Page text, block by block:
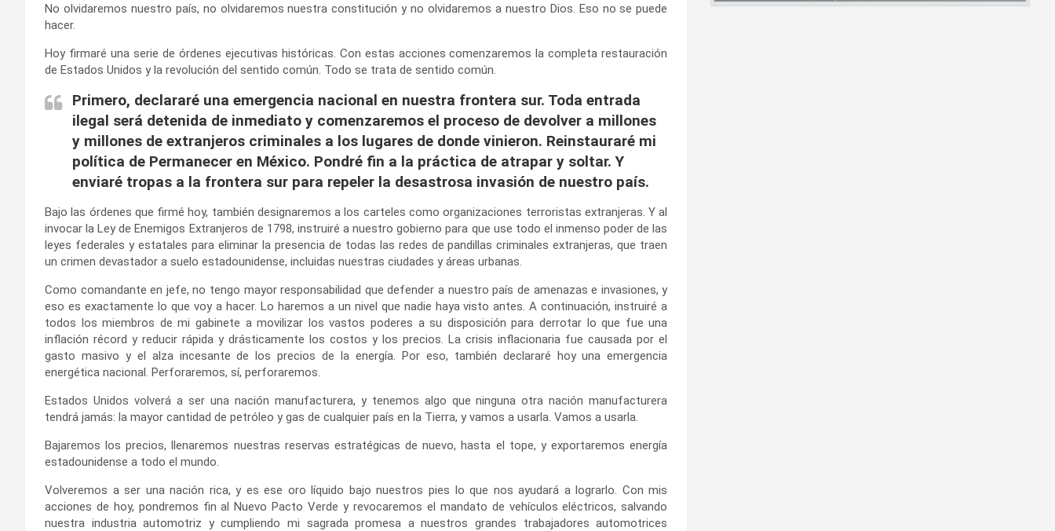
No olvidaremos nuestro país, no olvidaremos nuestra constitución y no olvidaremos a nuestro Dios. Eso no se puede
hacer.
Hoy firmaré una serie de órdenes ejecutivas históricas. Con estas acciones comenzaremos la completa restauración
de Estados Unidos y la revolución del sentido común. Todo se trata de sentido común.
Primero, declararé una emergencia nacional en nuestra frontera sur. Toda entrada
ilegal será detenida de inmediato y comenzaremos el proceso de devolver a millones
y millones de extranjeros criminales a los lugares de donde vinieron. Reinstauraré mi
política de Permanecer en México. Pondré fin a la práctica de atrapar y soltar. Y
enviaré tropas a la frontera sur para repeler la desastrosa invasión de nuestro país.
Bajo las órdenes que firmé hoy, también designaremos a los carteles como organizaciones terroristas extranjeras. Y al
invocar la Ley de Enemigos Extranjeros de 1798, instruiré a nuestro gobierno para que use todo el inmenso poder de las
leyes federales y estatales para eliminar la presencia de todas las redes de pandillas criminales extranjeras, que traen
un crimen devastador a suelo estadounidense, incluidas nuestras ciudades y áreas urbanas.
Como comandante en jefe, no tengo mayor responsabilidad que defender a nuestro país de amenazas e invasiones, y
eso es exactamente lo que voy a hacer. Lo haremos a un nivel que nadie haya visto antes. A continuación, instruiré a
todos los miembros de mi gabinete a movilizar los vastos poderes a su disposición para derrotar lo que fue una
inflación récord y reducir rápida y drásticamente los costos y los precios. La crisis inflacionaria fue causada por el
gasto masivo y el alza incesante de los precios de la energía. Por eso, también declararé hoy una emergencia
energética nacional. Perforaremos, sí, perforaremos.
Estados Unidos volverá a ser una nación manufacturera, y tenemos algo que ninguna otra nación manufacturera
tendrá jamás: la mayor cantidad de petróleo y gas de cualquier país en la Tierra, y vamos a usarla. Vamos a usarla.
Bajaremos los precios, llenaremos nuestras reservas estratégicas de nuevo, hasta el tope, y exportaremos energía
estadounidense a todo el mundo.
Volveremos a ser una nación rica, y es ese oro líquido bajo nuestros pies lo que nos ayudará a lograrlo. Con mis
acciones de hoy, pondremos fin al Nuevo Pacto Verde y revocaremos el mandato de vehículos eléctricos, salvando
nuestra industria automotriz y cumpliendo mi sagrada promesa a nuestros grandes trabajadores automotrices